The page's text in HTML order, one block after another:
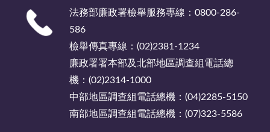
法務部廉政署檢舉服務專線：0800-286-
586
檢舉傳真專線：(02)2381-1234
廉政署署本部及北部地區調查組電話總
機：(02)2314-1000
中部地區調查組電話總機：(04)2285-5150
南部地區調查組電話總機：(07)323-5586